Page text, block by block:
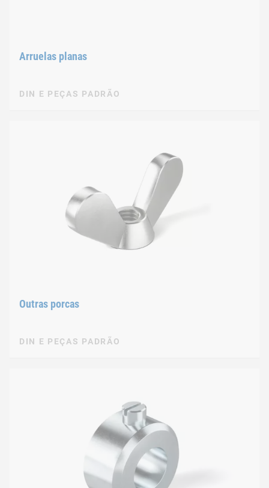
Arruelas planas
DIN E PEÇAS PADRÃO
Outras porcas
DIN E PEÇAS PADRÃO